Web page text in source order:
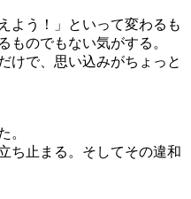
よう！」といって変わるも
ものでもない気がする。
けで、思い込みがちょっと
。
ち止まる。そしてその違和